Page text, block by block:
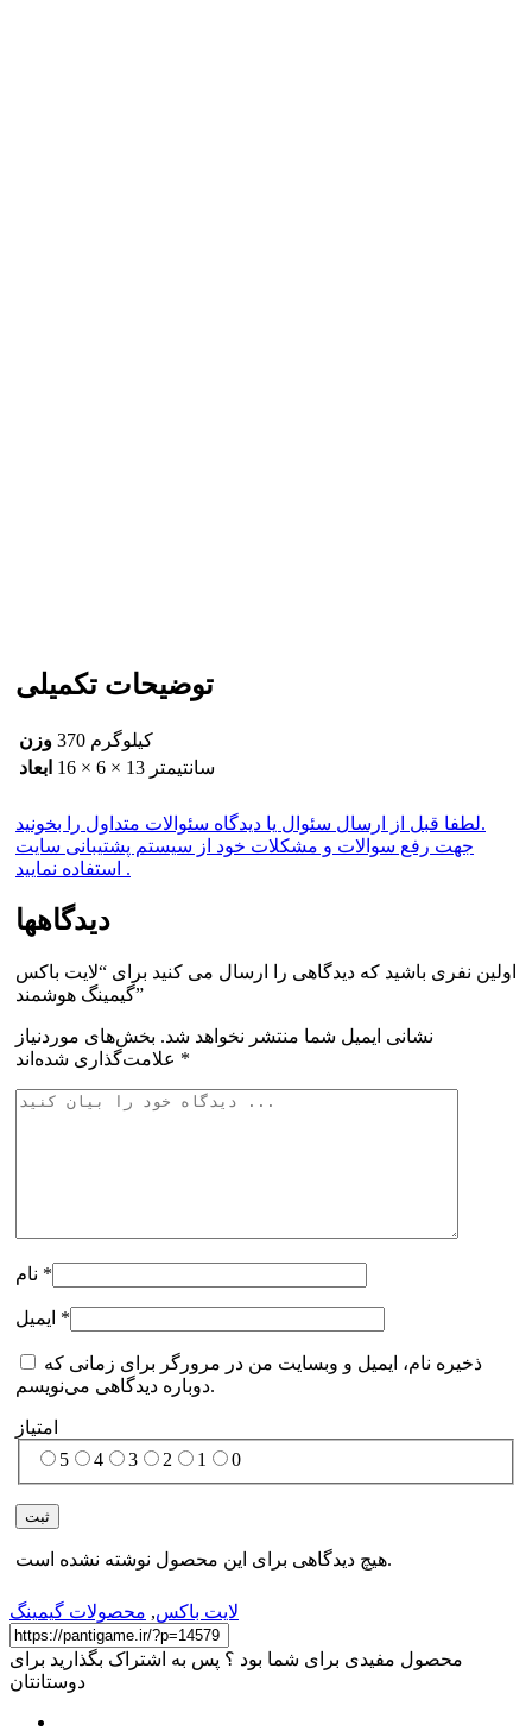
توضیحات تکمیلی
وزن
370 کیلوگرم
ابعاد
16 × 6 × 13 سانتیمتر
لطفا قبل از ارسال سئوال یا دیدگاه سئوالات متداول را بخونید.
جهت رفع سوالات و مشکلات خود از سیستم پشتیبانی سایت
استفاده نمایید .
دیدگاهها
اولین نفری باشید که دیدگاهی را ارسال می کنید برای “لایت باکس
گیمینگ هوشمند”
نشانی ایمیل شما منتشر نخواهد شد. بخش‌های موردنیاز
*
*
*
ذخیره نام، ایمیل و وبسایت من در مرورگر برای زمانی که
دوباره دیدگاهی می‌نویسم.
امتیاز
5
4 3 2 1 0
هیچ دیدگاهی برای این محصول نوشته نشده است.
لایت باکس, محصولات گیمینگ
محصول مفیدی برای شما بود ؟ پس به اشتراک بگذارید برای
دوستانتان